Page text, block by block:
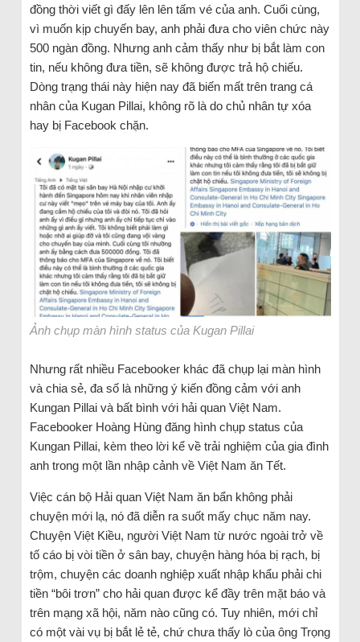
đồng thời viết gì đấy lên lên tấm vé của anh. Cuối cùng,
vì muốn kịp chuyến bay, anh phải đưa cho viên chức này
500 ngàn đồng. Nhưng anh cảm thấy như bị bắt làm con
tin, nếu không đưa tiền, sẽ không được trả hộ chiếu.
Dòng trạng thái này hiện nay đã biến mất trên trang cá
nhân của Kugan Pillai, không rõ là do chủ nhân tự xóa
hay bị Facebook chặn.
Ảnh chụp màn hình status của Kugan Pillai
Nhưng rất nhiều Facebooker khác đã chụp lại màn hình
và chia sẻ, đa số là những ý kiến đồng cảm với anh
Kungan Pillai và bất bình với hải quan Việt Nam.
Facebooker Hoàng Hùng đăng hình chụp status của
Kungan Pillai, kèm theo lời kể về trải nghiệm của gia đình
anh trong một lần nhập cảnh về Việt Nam ăn Tết.
Việc cán bộ Hải quan Việt Nam ăn bẩn không phải
chuyện mới lạ, nó đã diễn ra suốt mấy chục năm nay.
Chuyện Việt Kiều, người Việt Nam từ nước ngoài trở về
tố cáo bị vòi tiền ở sân bay, chuyện hàng hóa bị rạch, bị
trộm, chuyện các doanh nghiệp xuất nhập khẩu phải chi
tiền “bôi trơn” cho hải quan được kể đầy trên mặt báo và
trên mạng xã hội, năm nào cũng có. Tuy nhiên, mới chỉ
có một vài vụ bị bắt lẻ tẻ, chứ chưa thấy lò của ông Trọng